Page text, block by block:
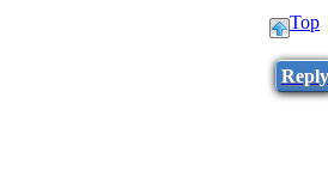
Top
Reply